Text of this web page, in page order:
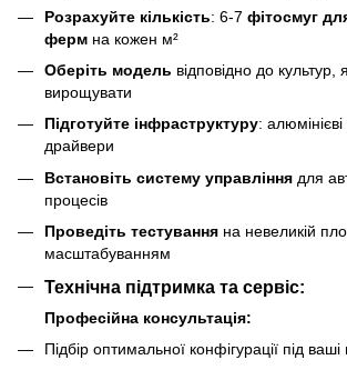
Розрахуйте кількість: 6-7 фітосмуг
ферм на кожен м²
Оберіть модель відповідно до культур,
вирощувати
Підготуйте інфраструктуру:
драйвери
Встановіть систему управління для
процесів
Проведіть тестування на невеликій
масштабуванням
Технічна підтримка та сервіс:
Професійна консультація:
Підбір оптимальної конфігурації під